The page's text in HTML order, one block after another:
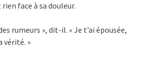
face à sa douleur.
rumeurs », dit-il. « Je t’ai épousée,
vérité. »